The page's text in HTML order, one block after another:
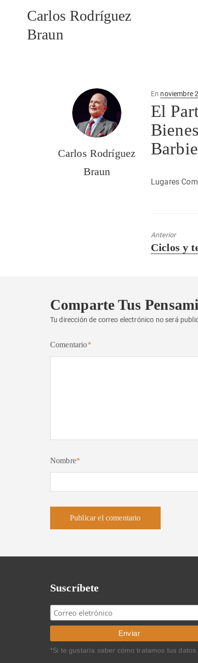
Carlos Rodríguez
Braun
Carlos Rodríguez
Braun
En Publicado
en
noviembre
El
Barbie
Lugares
Anterior
Entrada
Ciclos y
Comparte Tus
Tu dirección de correo electrónico no será
Comentario*
Nombre*
Suscríbete
*Si te gustaría saber cómo tratamos tus datos